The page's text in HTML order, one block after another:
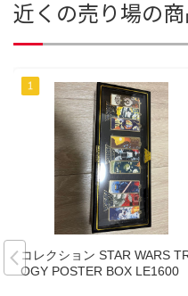
近くの売り場の
コレクション STAR WARS
OGY POSTER BOX LE1600